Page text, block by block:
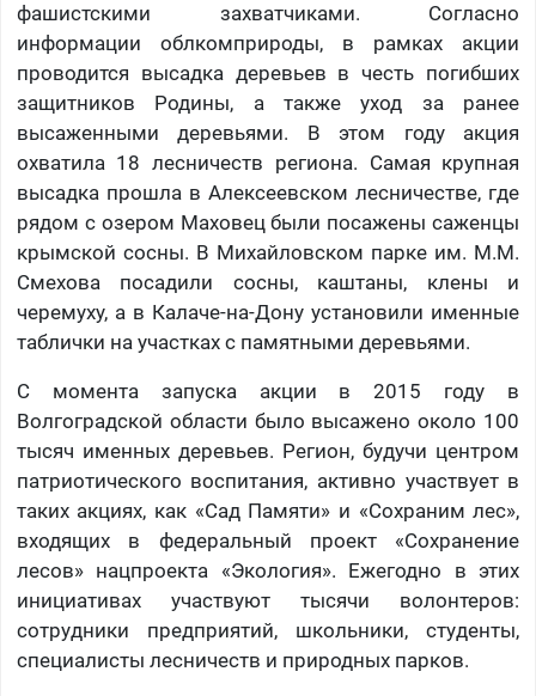
фашистскими захватчиками. Согласно
информации облкомприроды, в рамках акции
проводится высадка деревьев в честь погибших
защитников Родины, а также уход за ранее
высаженными деревьями. В этом году акция
охватила 18 лесничеств региона. Самая крупная
высадка прошла в Алексеевском лесничестве, где
рядом с озером Маховец были посажены саженцы
крымской сосны. В Михайловском парке им. М.М.
Смехова посадили сосны, каштаны, клены и
черемуху, а в Калаче-на-Дону установили именные
таблички на участках с памятными деревьями.
С момента запуска акции в 2015 году в
Волгоградской области было высажено около 100
тысяч именных деревьев. Регион, будучи центром
патриотического воспитания, активно участвует в
таких акциях, как «Сад Памяти» и «Сохраним лес»,
входящих в федеральный проект «Сохранение
лесов» нацпроекта «Экология». Ежегодно в этих
инициативах участвуют тысячи волонтеров:
сотрудники предприятий, школьники, студенты,
специалисты лесничеств и природных парков.